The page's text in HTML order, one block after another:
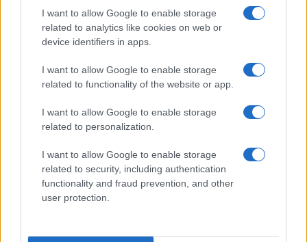
I want to allow Google to enable storage
related to analytics like cookies on web or
device identifiers in apps.
I want to allow Google to enable storage
related to functionality of the website or app.
I want to allow Google to enable storage
related to personalization.
I want to allow Google to enable storage
related to security, including authentication
functionality and fraud prevention, and other
user protection.
Continua a leggere
FUORI PORTA